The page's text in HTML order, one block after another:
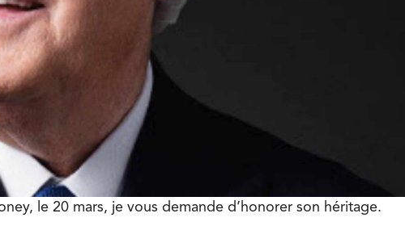
le 20 mars, je vous demande d’honorer son héritage.